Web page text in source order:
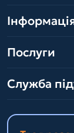
Послуги
Служба